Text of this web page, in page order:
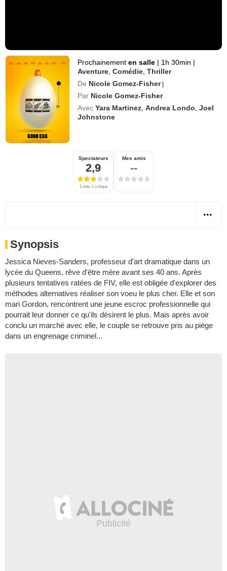
Prochainementen salle | 1h 30min |
Aventure ,Comédie ,Thriller
De Nicole Gomez-Fisher |
Par Nicole Gomez-Fisher
Avec Yara Martinez ,Andrea Londo ,Joel
Johnstone
Spectateurs
2,9
1 note, 1 critique
Mes amis
--
Synopsis
Jessica Nieves-Sanders, professeur d'art dramatique dans un
lycée du Queens, rêve d'être mère avant ses 40 ans. Après
plusieurs tentatives ratées de FIV, elle est obligée d'explorer des
méthodes alternatives réaliser son voeu le plus cher. Elle et son
mari Gordon, rencontrent une jeune escroc professionnelle qui
pourrait leur donner ce qu'ils désirent le plus. Mais après avoir
conclu un marché avec elle, le couple se retrouve pris au piège
dans un engrenage criminel...